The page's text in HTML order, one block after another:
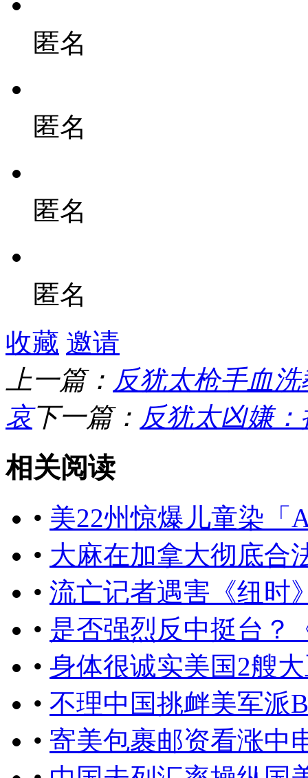
匿名
匿名
匿名
匿名
收藏 邀请
上一篇： 反犹太枪手血
哀下一篇： 反犹太凶嫌
相关阅读
• 美22州惊爆儿童染「
• 大麻在加拿大彻底合
• 流亡记者遇害《纽时
• 是否强烈反中挺台？
• 身体很诚实美国2艘
• 不理中国挑衅美军派
• 寄美包裹邮资看涨中